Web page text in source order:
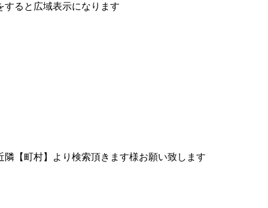
ると広域表示になります
【町村】より検索頂きます様お願い致します